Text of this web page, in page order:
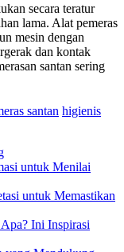
secara teratur
lama. Alat pemeras
mesin dengan
dan kontak
santan sering
santan higienis
untuk Menilai
untuk Memastikan
Ini Inspirasi